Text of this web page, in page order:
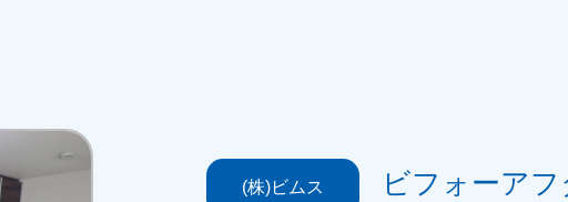
(株)ビムス ビフォーア